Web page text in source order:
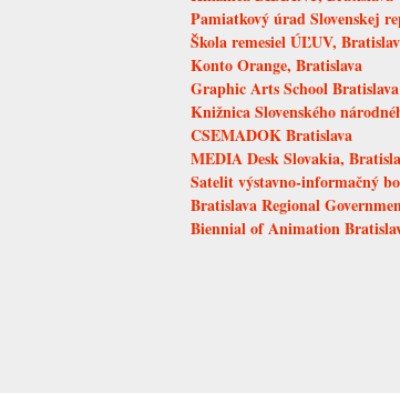
Pamiatkový úrad Slovenskej
Škola remesiel ÚĽUV,
Konto Orange, Bratislava
Graphic Arts School Bratislava
Knižnica Slovenského
CSEMADOK Bratislava
MEDIA Desk Slovakia,
Satelit výstavno-informačný
Bratislava Regional
Biennial of Animation